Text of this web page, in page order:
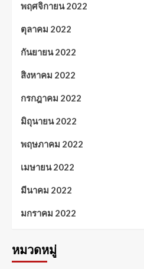
พฤศจิกายน 2022
ตุลาคม 2022
กันยายน 2022
สิงหาคม 2022
กรกฎาคม 2022
มิถุนายน 2022
พฤษภาคม 2022
เมษายน 2022
มีนาคม 2022
มกราคม 2022
หมวดหมู่